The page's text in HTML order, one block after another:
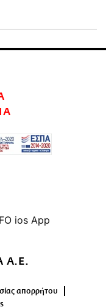
Α.Ε.
απορρήτου